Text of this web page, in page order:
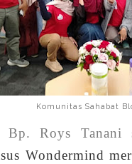
Komunitas Sahabat
Bp. Roys Tanani
Wondermind